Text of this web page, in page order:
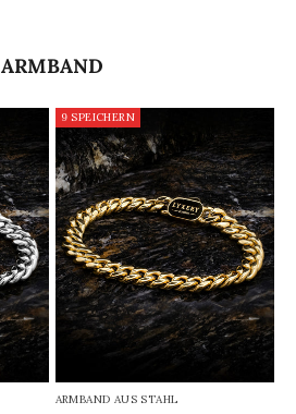
ARMBAND
9 SPEICHERN
ARMBAND AUS STAHL